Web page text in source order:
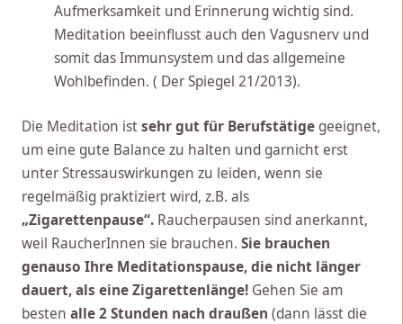
Aufmerksamkeit und Erinnerung wichtig sind.
Meditation beeinflusst auch den Vagusnerv und
somit das Immunsystem und das allgemeine
Wohlbefinden. ( Der Spiegel 21/2013).
Die Meditation istsehr gut für Berufstätige geeignet,
um eine gute Balance zu halten und garnicht erst
unter Stressauswirkungen zu leiden, wenn sie
regelmäßig praktiziert wird, z.B. als
„Zigarettenpause“. Raucherpausen sind anerkannt,
weil RaucherInnen sie brauchen. Sie brauchen
genauso Ihre Meditationspause, die nicht länger
dauert, als eine Zigarettenlänge! Gehen Sie am
besten alle 2 Stunden nach draußen (dann lässt die